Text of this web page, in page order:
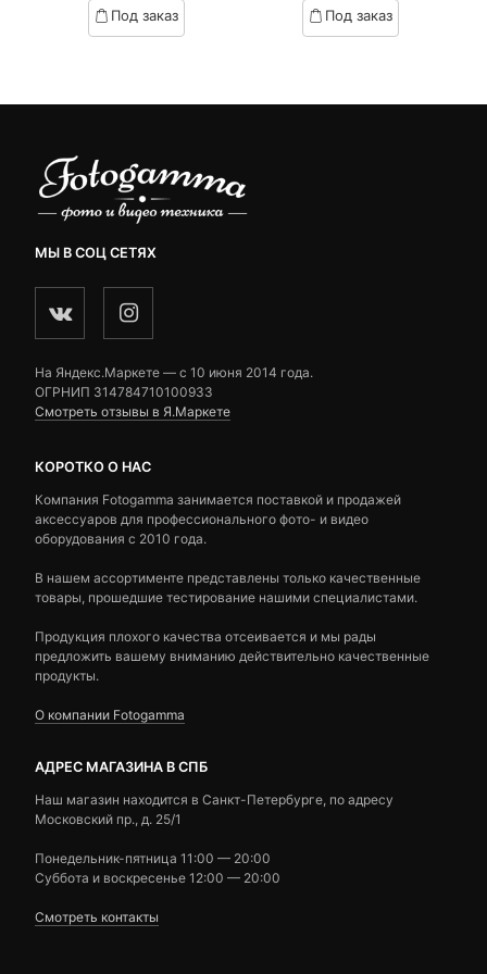
onПод заказ
onПод заказ
МЫ В СОЦ СЕТЯХ
На Яндекс.Маркете — c 10 июня 2014 года.
ОГРНИП 314784710100933
Смотреть отзывы в Я.Маркете
КОРОТКО О НАС
Компания Fotogamma занимается поставкой и продажей
аксессуаров для профессионального фото- и видео
оборудования с 2010 года.
В нашем ассортименте представлены только качественные
товары, прошедшие тестирование нашими специалистами.
Продукция плохого качества отсеивается и мы рады
предложить вашему вниманию действительно качественные
продукты.
О компании Fotogamma
АДРЕС МАГАЗИНА В СПБ
Наш магазин находится в Санкт-Петербурге, по адресу
Московский пр., д. 25/1
Понедельник-пятница 11:00 — 20:00
Суббота и воскресенье 12:00 — 20:00
Смотреть контакты